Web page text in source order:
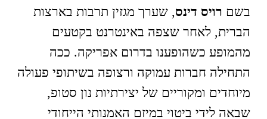
בשם רויס דינס, שערך מגזין תרבות בארצות
הברית, לאחר שצפה באינטרנט בקטעים
מהמופע כשהופענו בדרום אפריקה. ככה
התחילה חברות עמוקה ורצופה בשיתופי פעולה
מיוחדים ומקוריים של יצירתיות נון סטופ,
שבאה לידי ביטוי במיזם האמנותי הייחודי